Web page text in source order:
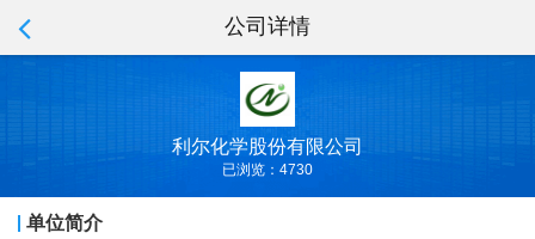
公司详情
利尔化学股份有限公司
已浏览：4730
单位简介